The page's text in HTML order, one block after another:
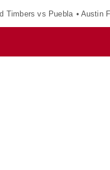
Timbers vs Puebla Austin